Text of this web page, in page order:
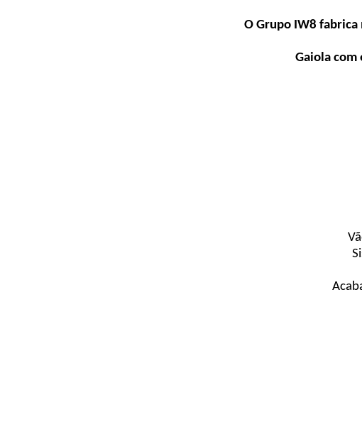
O Grupo IW8
Gaiola com